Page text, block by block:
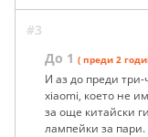
#3
До 1 ( преди 2
И аз до преди
xiaomi, което не
за още китайски
лампейки за пари.